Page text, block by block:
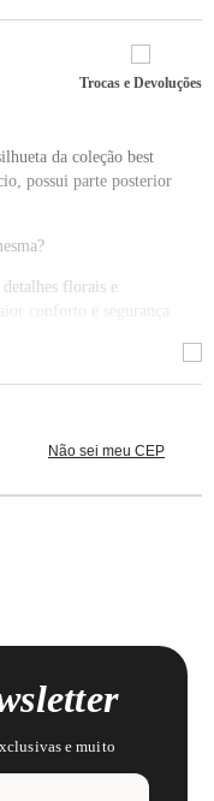
Trocas e Devoluções
da coleção best
possui parte posterior
florais e
/ Forro 100%
Não sei meu CEP
e muito